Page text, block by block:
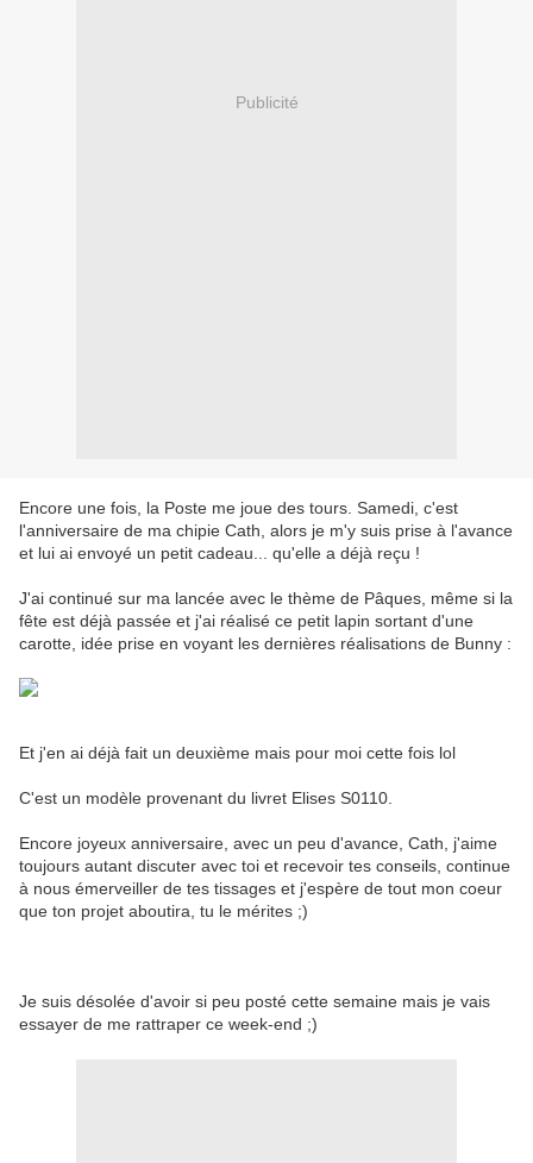
Publicité
Encore une fois, la Poste me joue des tours. Samedi, c'est
l'anniversaire de ma chipie Cath, alors je m'y suis prise à l'avance
et lui ai envoyé un petit cadeau... qu'elle a déjà reçu !
J'ai continué sur ma lancée avec le thème de Pâques, même si la
fête est déjà passée et j'ai réalisé ce petit lapin sortant d'une
carotte, idée prise en voyant les dernières réalisations de Bunny :
Et j'en ai déjà fait un deuxième mais pour moi cette fois lol
C'est un modèle provenant du livret Elises S0110.
Encore joyeux anniversaire, avec un peu d'avance, Cath, j'aime
toujours autant discuter avec toi et recevoir tes conseils, continue
à nous émerveiller de tes tissages et j'espère de tout mon coeur
que ton projet aboutira, tu le mérites ;)
Je suis désolée d'avoir si peu posté cette semaine mais je vais
essayer de me rattraper ce week-end ;)